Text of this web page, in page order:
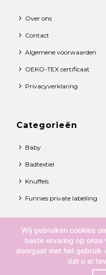
Over ons
Contact
Algemene voorwaarden
OEKO-TEX certificaat
Privacyverklaring
Categorieën
Baby
Badtextiel
Knuffels
Funnies private labelling
© 2021 Funnies
Wij gebruiken cookies
beste ervaring op onze
doorgaat met het gebruik
dat u er